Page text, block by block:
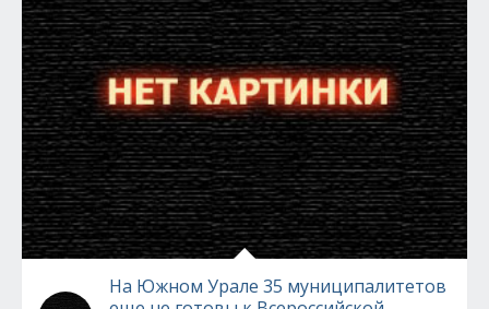
На Южном Урале 35 муниципалитетов